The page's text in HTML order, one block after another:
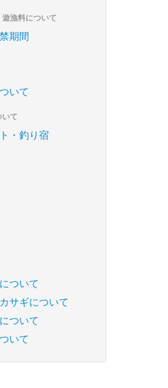
漁料について
期間
いて
いて
・釣り宿
ついて
サギについて
ついて
いて